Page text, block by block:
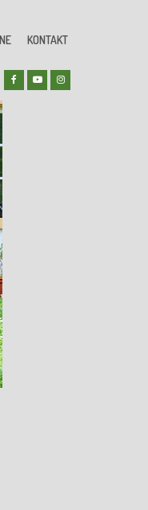
KONTAKT